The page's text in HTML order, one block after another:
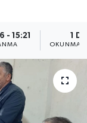
- 15:21 1 DK
OKUNMA